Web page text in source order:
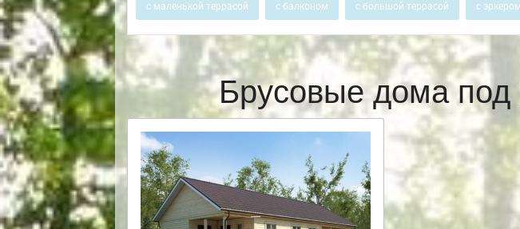
с маленькой террасой с балконом с большой террасой с эркером
Брусовые дома